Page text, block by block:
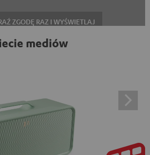
ZGODĘ RAZ I WYŚWIETLAJ
zewnętrzne? Włącz tę opcję w ustawieniach
jednego kliknięcia. Kliknięcie na treść
zgody na wyświetlanie treści
to, że dane osobowe mogą być
osób trzecich. Więcej informacji
znaleźć w naszej polityce
mediów